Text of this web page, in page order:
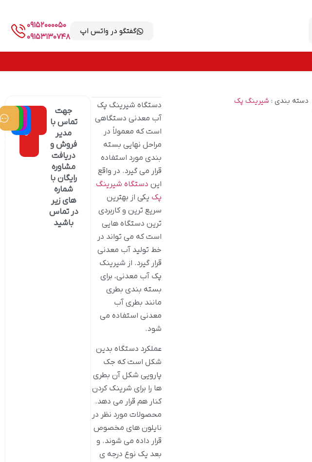
گفتگو در واتس اپ
09152000050
09153130748
دسته بندی : شیرینگ پک
دستگاه شیرینگ پک
آب معدنی دستگاهی
است که معمولاً در
مراحل نهایی بسته
بندی مورد استفاده
قرار می گیرد. در واقع
این دستگاه شیرینگ
پک یکی از بهترین
سریع ترین و کاربردی
ترین دستگاه هایی
است که می ‌تواند در
خط تولید آب معدنی
قرار گیرد. از شیرینک
پک آب معدنی، برای
بسته بندی بطری
مانند بطری آب
معدنی استفاده می
‌شود.
عملکرد دستگاه بدین
شکل است که جک
پارویی شکل آن بطری
ها را برای شرینک کردن
کنار هم قرار می دهد.
محصولات مورد نظر در
نایلون های مخصوص
قرار داده می شوند. و
بعد یک نوع درجه ی
جهت
تماس با
مدیر
فروش و
دریافت
مشاوره
رایگان با
شماره
های زیر
در تماس
باشید
مدیر
فروش